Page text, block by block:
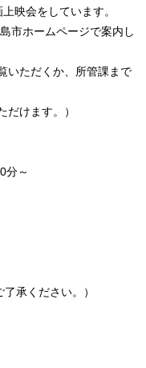
映会をしています。
市ホームページで案内し
いただくか、所管課まで
だけます。）
分～
承ください。）